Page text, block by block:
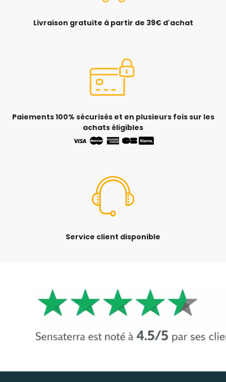
Livraison gratuite à partir de 39€ d'achat
Paiements 100% sécurisés et en plusieurs fois sur les
achats éligibles
Service client disponible